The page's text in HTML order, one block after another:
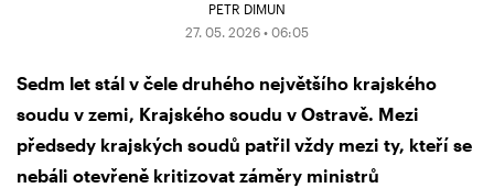
PETR DIMUN
27. 05. 2026 • 06:05
Sedm let stál v čele druhého největšího krajského
soudu v zemi, Krajského soudu v Ostravě. Mezi
předsedy krajských soudů patřil vždy mezi ty, kteří se
nebáli otevřeně kritizovat záměry ministrů